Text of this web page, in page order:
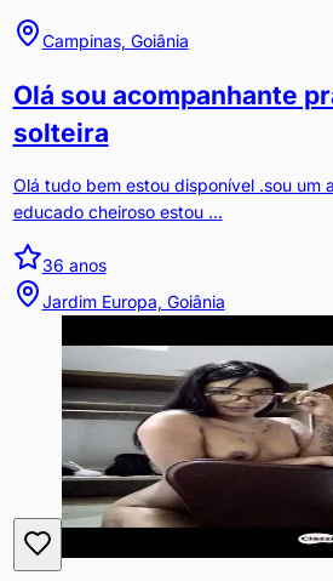
Campinas, Goiânia
Olá sou acompanhante
solteira
Olá tudo bem estou disponível .sou um
educado cheiroso estou ...
36 anos
Jardim Europa, Goiânia